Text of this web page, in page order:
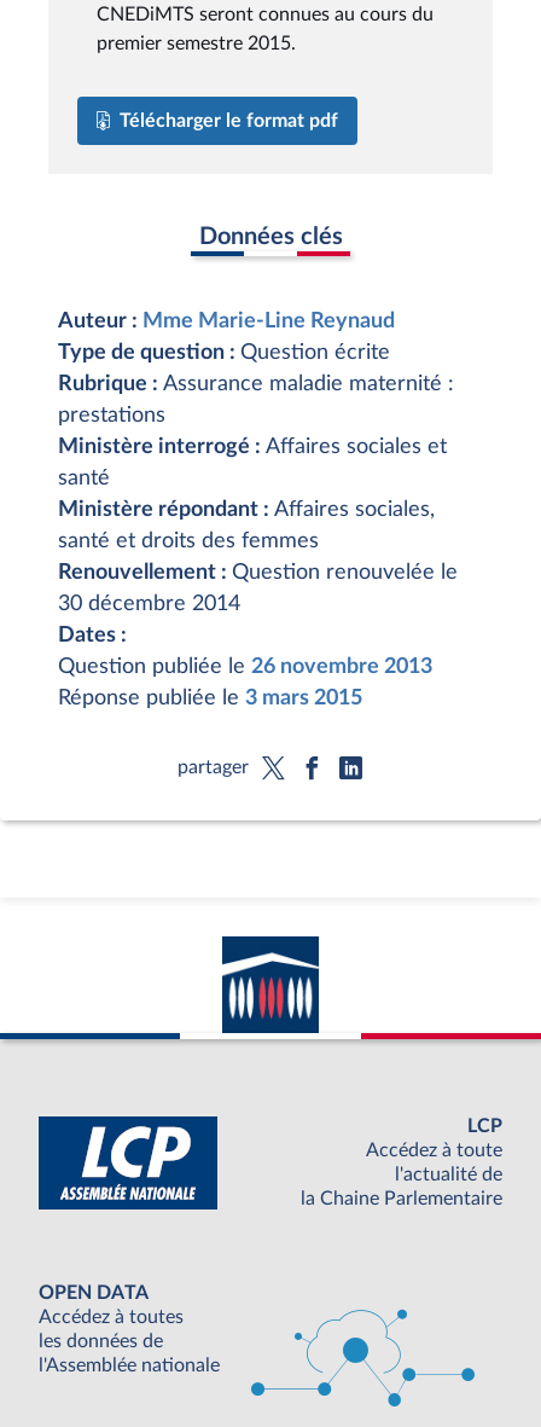
CNEDiMTS seront connues au cours du
premier semestre 2015.
Télécharger le format pdf
Données clés
Auteur : Mme Marie-Line Reynaud
Type de question : Question écrite
Rubrique : Assurance maladie maternité :
prestations
Ministère interrogé : Affaires sociales et
santé
Ministère répondant : Affaires sociales,
santé et droits des femmes
Renouvellement : Question renouvelée le
30 décembre 2014
Dates :
Question publiée le 26 novembre 2013
Réponse publiée le 3 mars 2015
partager
LCP
Accédez à toute
l'actualité de
la Chaine Parlementaire
OPEN DATA
Accédez à toutes
les données de
l'Assemblée nationale